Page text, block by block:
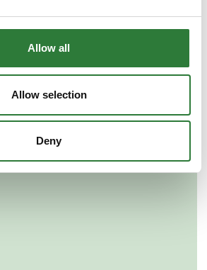
Allow all
Allow selection
Deny